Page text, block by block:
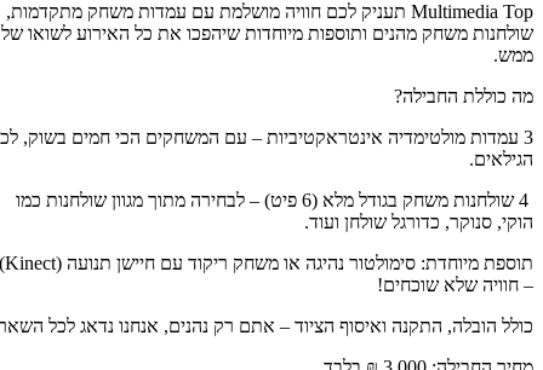
Multimedia Top תעניק לכם חוויה מושלמת עם עמדות משחק מתקדמות,
משחק מהנים ותוספות מיוחדות שיהפכו את כל האירוע לשואו של
כוללת החבילה?
3 עמדות מולטימדיה אינטראקטיביות – עם המשחקים הכי חמים בשוק, לכל
️ 4 שולחנות משחק בגודל מלא (6 פיט) – לבחירה מתוך מגוון שולחנות כמו
סנוקר, כדורגל שולחן ועוד.
תוספת מיוחדת: סימולטור נהיגה או משחק ריקוד עם חיישן תנועה (Kinect)
שלא שוכחים!
הובלה, התקנה ואיסוף הציוד – אתם רק נהנים, אנחנו נדאג לכל השאר.